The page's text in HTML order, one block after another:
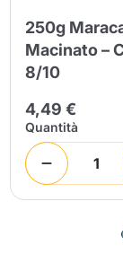
250g
Macinato –
8/10
4,49 €
Quantità